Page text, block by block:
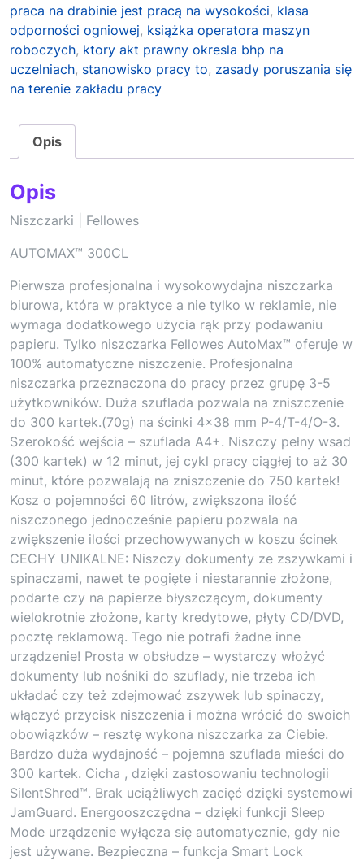
praca na drabinie jest pracą na wysokości, klasa
odporności ogniowej, książka operatora maszyn
roboczych, ktory akt prawny okresla bhp na
uczelniach, stanowisko pracy to, zasady poruszania się
na terenie zakładu pracy
Opis
Opis
Niszczarki | Fellowes
AUTOMAX™ 300CL
Pierwsza profesjonalna i wysokowydajna niszczarka
biurowa, która w praktyce a nie tylko w reklamie, nie
wymaga dodatkowego użycia rąk przy podawaniu
papieru. Tylko niszczarka Fellowes AutoMax™ oferuje w
100% automatyczne niszczenie. Profesjonalna
niszczarka przeznaczona do pracy przez grupę 3-5
użytkowników. Duża szuflada pozwala na zniszczenie
do 300 kartek.(70g) na ścinki 4×38 mm P-4/T-4/O-3.
Szerokość wejścia – szuflada A4+. Niszczy pełny wsad
(300 kartek) w 12 minut, jej cykl pracy ciągłej to aż 30
minut, które pozwalają na zniszczenie do 750 kartek!
Kosz o pojemności 60 litrów, zwiększona ilość
niszczonego jednocześnie papieru pozwala na
zwiększenie ilości przechowywanych w koszu ścinek
CECHY UNIKALNE: Niszczy dokumenty ze zszywkami i
spinaczami, nawet te pogięte i niestarannie złożone,
podarte czy na papierze błyszczącym, dokumenty
wielokrotnie złożone, karty kredytowe, płyty CD/DVD,
pocztę reklamową. Tego nie potrafi żadne inne
urządzenie! Prosta w obsłudze – wystarczy włożyć
dokumenty lub nośniki do szuflady, nie trzeba ich
układać czy też zdejmować zszywek lub spinaczy,
włączyć przycisk niszczenia i można wrócić do swoich
obowiązków – resztę wykona niszczarka za Ciebie.
Bardzo duża wydajność – pojemna szuflada mieści do
300 kartek. Cicha , dzięki zastosowaniu technologii
SilentShred™. Brak uciążliwych zacięć dzięki systemowi
JamGuard. Energooszczędna – dzięki funkcji Sleep
Mode urządzenie wyłącza się automatycznie, gdy nie
jest używane. Bezpieczna – funkcja Smart Lock